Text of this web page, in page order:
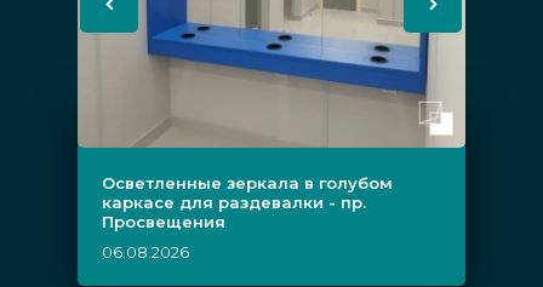
Осветленные зеркала в голубом
каркасе для раздевалки - пр.
Просвещения
06.08.2026